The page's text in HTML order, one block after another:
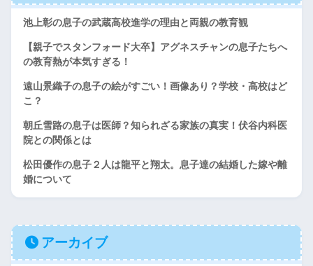
池上彰の息子の武蔵高校進学の理由と両親の教育観
【親子でスタンフォード大卒】アグネスチャンの息子たちへ
の教育熱が本気すぎる！
遠山景織子の息子の絵がすごい！画像あり？学校・高校はど
こ？
朝丘雪路の息子は医師？知られざる家族の真実！伏谷内科医
院との関係とは
松田優作の息子２人は龍平と翔太。息子達の結婚した嫁や離
婚について
アーカイブ